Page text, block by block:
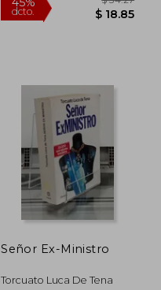
Señor Ex-Ministro
Torcuato Luca De Tena